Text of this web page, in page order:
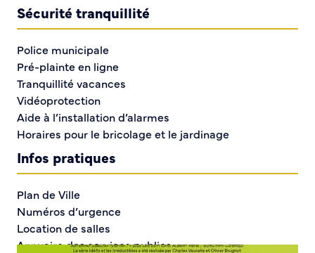
Sécurité tranquillité
Police municipale
Pré-plainte en ligne
Tranquillité vacances
Vidéoprotection
Aide à l’installation d’alarmes
Horaires pour le bricolage et le jardinage
Infos pratiques
Plan de Ville
Numéros d’urgence
Location de salles
Annuaire des services publics